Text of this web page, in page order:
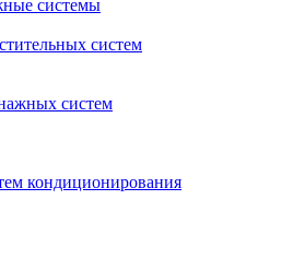
системы
систем
систем
кондиционирования